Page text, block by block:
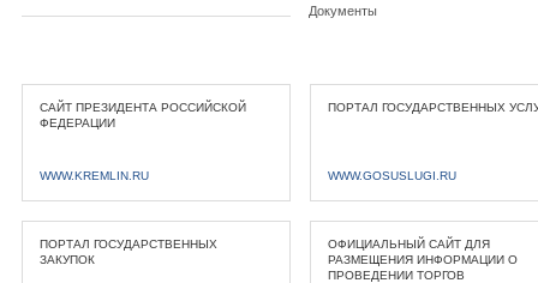
Документы
САЙТ ПРЕЗИДЕНТА РОССИЙСКОЙ
ФЕДЕРАЦИИ
WWW.KREMLIN.RU
ПОРТАЛ ГОСУДАРСТВЕННЫХ
WWW.GOSUSLUGI.RU
ПОРТАЛ ГОСУДАРСТВЕННЫХ
ЗАКУПОК
ОФИЦИАЛЬНЫЙ САЙТ ДЛЯ
РАЗМЕЩЕНИЯ ИНФОРМАЦИИ О
ПРОВЕДЕНИИ ТОРГОВ